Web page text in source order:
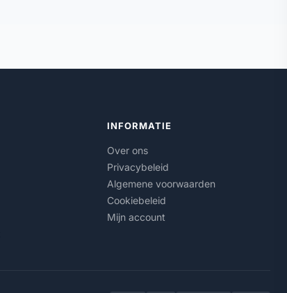
INFORMATIE
Over ons
Privacybeleid
Algemene voorwaarden
Cookiebeleid
Mijn account